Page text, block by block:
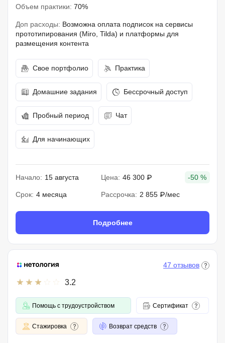
Объем практики: 70%
Доп расходы: Возможна оплата подписок на сервисы
прототипирования (Miro, Tilda) и платформы для
размещения контента
Свое портфолио Практика
Домашние задания Бессрочный доступ
Пробный период Чат
Для начинающих
Начало: 15 августа Цена: 46 300 ₽ -50 %
Срок: 4 месяца Рассрочка: 2 855 ₽/мес
Подробнее
3.2
47 отзывов
Помощь с трудоустройством Сертификат
Стажировка Возврат средств